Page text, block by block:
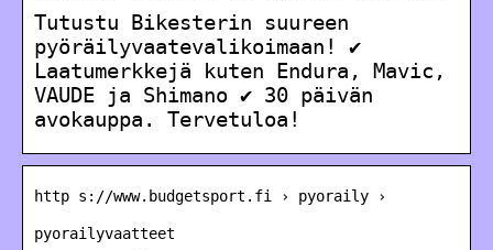
Tutustu Bikesterin suureen
pyöräilyvaatevalikoimaan! ✔
Laatumerkkejä kuten Endura, Mavic,
VAUDE ja Shimano ✔ 30 päivän
avokauppa. Tervetuloa!
http s://www.budgetsport.fi › pyoraily ›
pyorailyvaatteet